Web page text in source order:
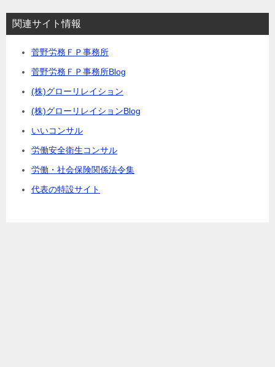
関連サイト情報
菅野労務ＦＰ事務所
菅野労務ＦＰ事務所Blog
(株)グローリレイション
(株)グローリレイションBlog
いいコンサル
労働安全衛生コンサル
労働・社会保険関係法令集
代表の特設サイト